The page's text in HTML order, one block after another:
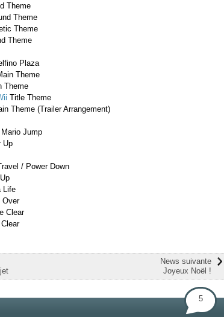
Theme
Theme
Theme
Theme
Plaza
Theme
Theme
Title Theme
Theme (Trailer Arrangement)
Jump
Up
/ Power Down
Life
Over
Clear
News suivante
Joyeux Noël !
5